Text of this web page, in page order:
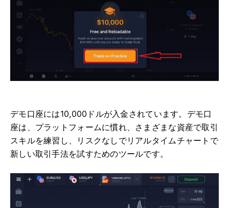
デモ口座には10,000ドルが入金されています。デモ口
座は、プラットフォームに慣れ、さまざまな資産で取引
スキルを練習し、リスクなしでリアルタイムチャートで
新しい取引手法を試すためのツールです。